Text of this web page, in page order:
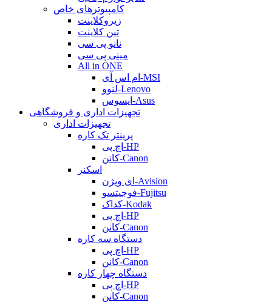
کامپیوترهای خاص
زیروکلاینت
تین کلاینت
نانو پی سی
مینی پی سی
All in ONE
ام اس آی-MSI
لنوو-Lenovo
ایسوس-Asus
تجهیزات اداری و فروشگاهی
تجهیزات اداری
پرینتر تک کاره
اچ پی-HP
کانن-Canon
اسکنر
ای ویژن-Avision
فوجیتسو-Fujitsu
کداک-Kodak
اچ پی-HP
کانن-Canon
دستگاه سه کاره
اچ پی-HP
کانن-Canon
دستگاه چهار کاره
اچ پی-HP
کانن-Canon